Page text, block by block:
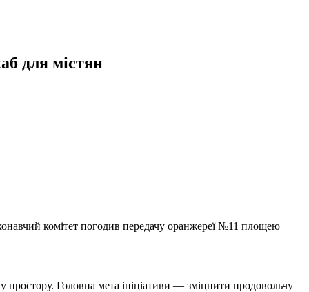
для містян
комітет погодив передачу оранжереї №11 площею
простору. Головна мета ініціативи — зміцнити продовольчу